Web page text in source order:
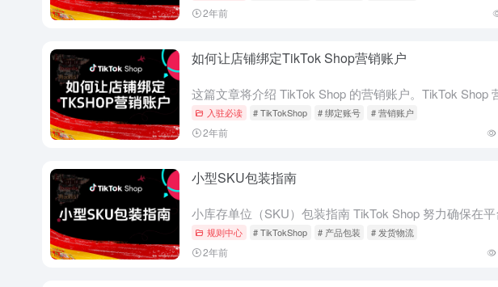
2年前
如何让店铺绑定TikTok Shop营销账户
入驻必读 # TikTokShop # 绑定账号 # 营销账户
2年前
小型SKU包装指南
规则中心 # TikTokShop # 产品包装 # 发货物流
2年前